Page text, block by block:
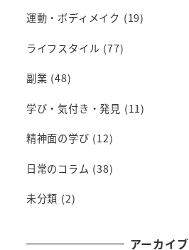
運動・ボディメイク (19)
ライフスタイル (77)
副業 (48)
学び・気付き・発見 (11)
精神面の学び (12)
日常のコラム (38)
未分類 (2)
アーカイブ